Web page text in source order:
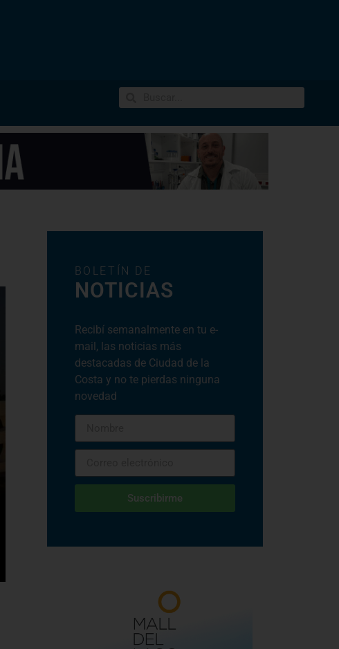
BOLETÍN DE
NOTICIAS
Recibí semanalmente en tu e-
mail, las noticias más
destacadas de Ciudad de la
Costa y no te pierdas ninguna
novedad
Suscribirme